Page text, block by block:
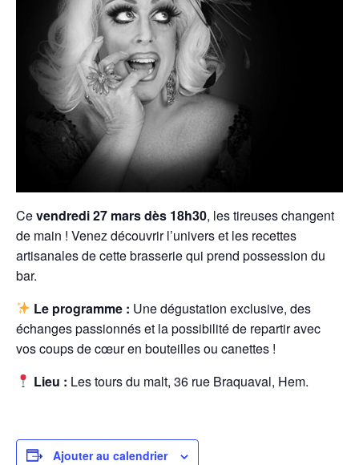
Cevendredi 27 mars dès 18h30, les tireuses changent
de main ! Venez découvrir l’univers et les recettes
artisanales de cette brasserie qui prend possession du
bar.
Le programme : Une dégustation exclusive, des
échanges passionnés et la possibilité de repartir avec
vos coups de cœur en bouteilles ou canettes !
Lieu : Les tours du malt, 36 rue Braquaval, Hem.
Ajouter au calendrier